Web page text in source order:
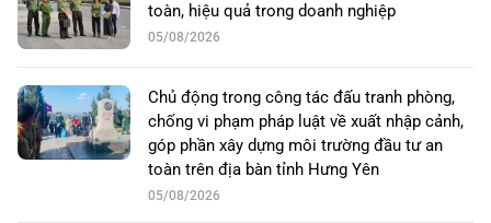
toàn, hiệu quả trong doanh nghiệp
05/08/2026
Chủ động trong công tác đấu tranh phòng,
chống vi phạm pháp luật về xuất nhập cảnh,
góp phần xây dựng môi trường đầu tư an
toàn trên địa bàn tỉnh Hưng Yên
05/08/2026